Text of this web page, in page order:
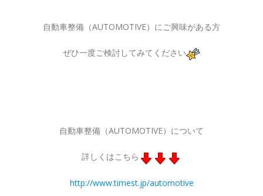
自動車整備（AUTOMOTIVE）にご興味がある方
ぜひ一度ご検討してみてください
自動車整備（AUTOMOTIVE）について
詳しくはこちら
http://www.timest.jp/automotive